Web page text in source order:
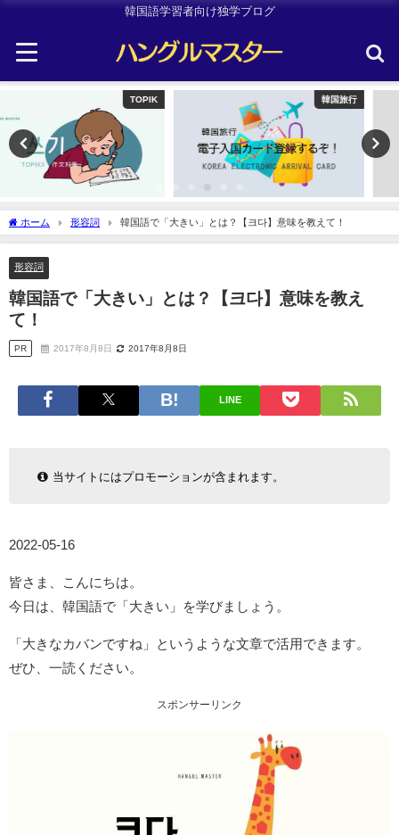
韓国語学習者向け独学ブログ
韓国旅行 Uncategorized
ホーム 形容詞 韓国語で「大きい」とは？【크다】意味を教えて！
形容詞
韓国語で「大きい」とは？【크다】意味を教え
て！
PR 2017年8月8日 2017年8月8日
LINE
当サイトにはプロモーションが含まれます。
2022-05-16
皆さま、こんにちは。
今日は、韓国語で「大きい」を学びましょう。
「大きなカバンですね」というような文章で活用できます。
ぜひ、一読ください。
スポンサーリンク